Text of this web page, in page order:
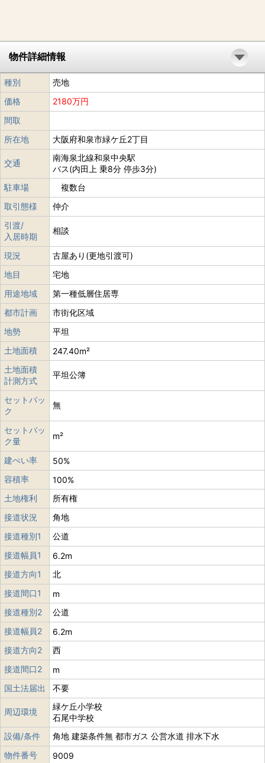
物件詳細情報
種別
売地
価格
2180万円
間取
所在地
大阪府和泉市緑ケ丘2丁目
交通
南海泉北線和泉中央駅
バス(内田上 乗8分 停歩3分)
駐車場
複数台
取引態様
仲介
引渡/
入居時期
相談
現況
古屋あり(更地引渡可)
地目
宅地
用途地域
第一種低層住居専
都市計画
市街化区域
地勢
平坦
土地面積
247.40m²
土地面積
計測方式
平坦公簿
セットバッ
ク
無
セットバッ
ク量
m²
建ぺい率
50%
容積率
100%
土地権利
所有権
接道状況
角地
接道種別1
公道
接道幅員1
6.2m
接道方向1
北
接道間口1
m
接道種別2
公道
接道幅員2
6.2m
接道方向2
西
接道間口2
m
国土法届出
不要
周辺環境
緑ケ丘小学校
石尾中学校
設備/条件
角地 建築条件無 都市ガス 公営水道 排水下水
物件番号
9009